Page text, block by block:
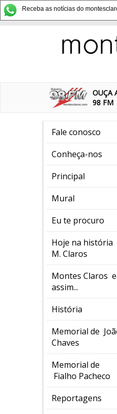
Receba as notícias do
OUÇA
98 FM
Fale conosco
Conheça-nos
Principal
Mural
Eu te procuro
Hoje na história
M. Claros
Montes Claros
assim...
História
Memorial de
Chaves
Memorial de
Fialho Pacheco
Reportagens